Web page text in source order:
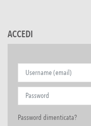
ACCEDI
Password dimenticata?